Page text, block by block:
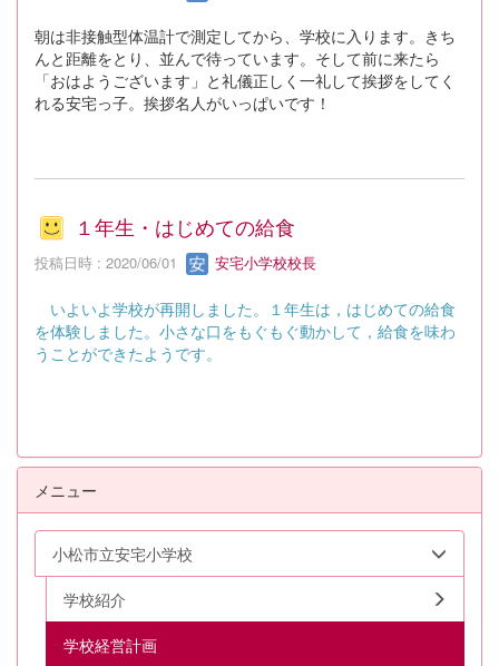
朝は非接触型体温計で測定してから、学校に入ります。きち
んと距離をとり、並んで待っています。そして前に来たら
「おはようございます」と礼儀正しく一礼して挨拶をしてく
れる安宅っ子。挨拶名人がいっぱいです！
１年生・はじめての給食
投稿日時 : 2020/06/01 安宅小学校校長
いよいよ学校が再開しました。１年生は，はじめての給食
を体験しました。小さな口をもぐもぐ動かして，給食を味わ
うことができたようです。
メニュー
小松市立安宅小学校
学校紹介
学校経営計画